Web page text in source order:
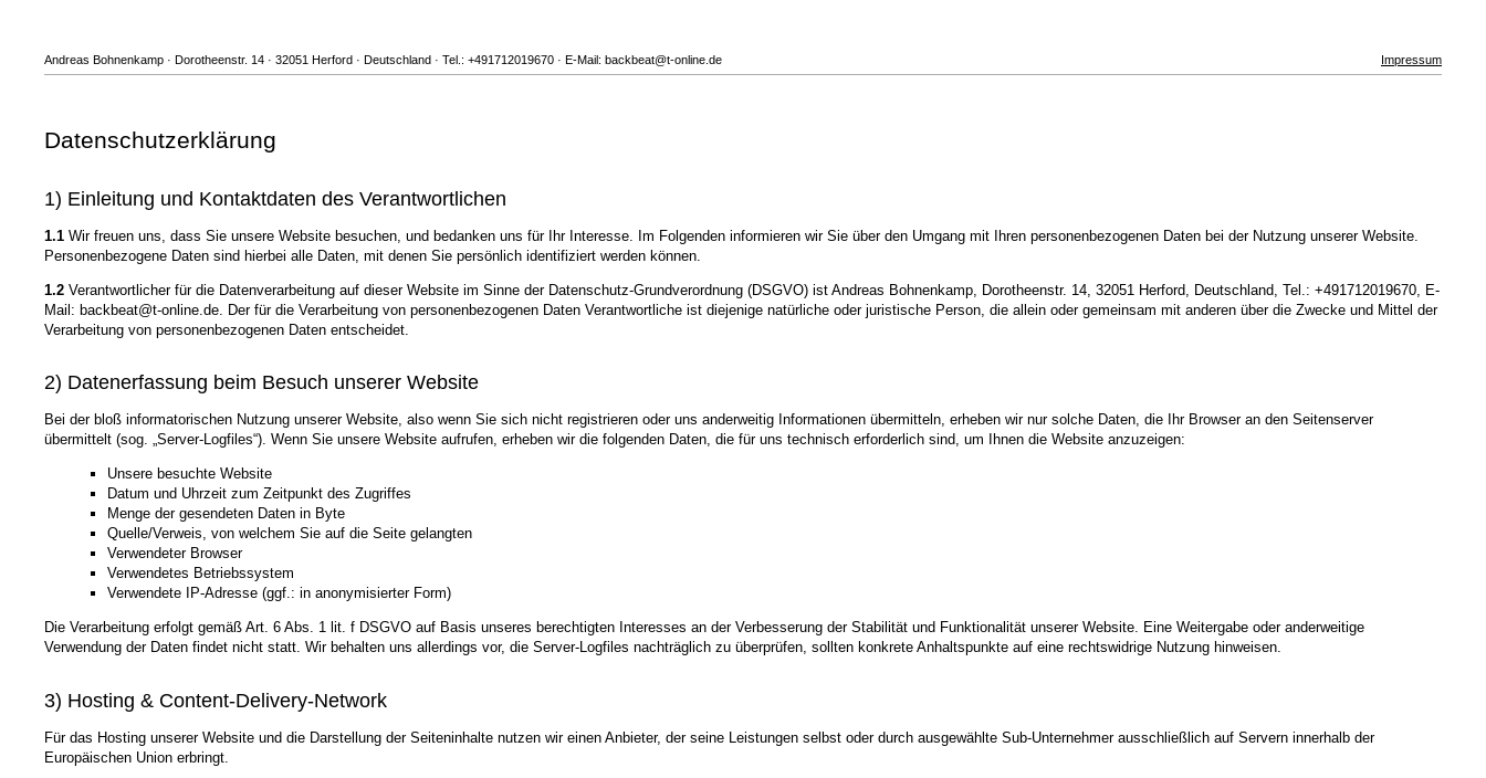
Andreas Bohnenkamp · Dorotheenstr. 14 · 32051 Herford · Deutschland · Tel.: +491712019670 · E-Mail: backbeat@t-online.de Impressum
Datenschutzerklärung
1) Einleitung und Kontaktdaten des Verantwortlichen
1.1 Wir freuen uns, dass Sie unsere Website besuchen, und bedanken uns für Ihr Interesse. Im Folgenden informieren wir Sie über den Umgang mit Ihren personenbezogenen Daten bei der Nutzung unserer Website.
Personenbezogene Daten sind hierbei alle Daten, mit denen Sie persönlich identifiziert werden können.
1.2 Verantwortlicher für die Datenverarbeitung auf dieser Website im Sinne der Datenschutz-Grundverordnung (DSGVO) ist Andreas Bohnenkamp, Dorotheenstr. 14, 32051 Herford, Deutschland, Tel.: +491712019670, E-
Mail: backbeat@t-online.de. Der für die Verarbeitung von personenbezogenen Daten Verantwortliche ist diejenige natürliche oder juristische Person, die allein oder gemeinsam mit anderen über die Zwecke und Mittel der
Verarbeitung von personenbezogenen Daten entscheidet.
2) Datenerfassung beim Besuch unserer Website
Bei der bloß informatorischen Nutzung unserer Website, also wenn Sie sich nicht registrieren oder uns anderweitig Informationen übermitteln, erheben wir nur solche Daten, die Ihr Browser an den Seitenserver
übermittelt (sog. „Server-Logfiles“). Wenn Sie unsere Website aufrufen, erheben wir die folgenden Daten, die für uns technisch erforderlich sind, um Ihnen die Website anzuzeigen:
Unsere besuchte Website
Datum und Uhrzeit zum Zeitpunkt des Zugriffes
Menge der gesendeten Daten in Byte
Quelle/Verweis, von welchem Sie auf die Seite gelangten
Verwendeter Browser
Verwendetes Betriebssystem
Verwendete IP-Adresse (ggf.: in anonymisierter Form)
Die Verarbeitung erfolgt gemäß Art. 6 Abs. 1 lit. f DSGVO auf Basis unseres berechtigten Interesses an der Verbesserung der Stabilität und Funktionalität unserer Website. Eine Weitergabe oder anderweitige
Verwendung der Daten findet nicht statt. Wir behalten uns allerdings vor, die Server-Logfiles nachträglich zu überprüfen, sollten konkrete Anhaltspunkte auf eine rechtswidrige Nutzung hinweisen.
3) Hosting & Content-Delivery-Network
Für das Hosting unserer Website und die Darstellung der Seiteninhalte nutzen wir einen Anbieter, der seine Leistungen selbst oder durch ausgewählte Sub-Unternehmer ausschließlich auf Servern innerhalb der
Europäischen Union erbringt.